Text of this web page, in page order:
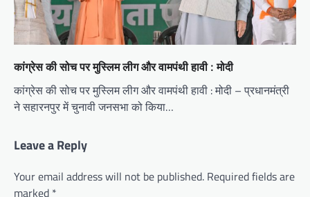
कांग्रेस की सोच पर मुस्लिम लीग और वामपंथी हावी : मोदी
कांग्रेस की सोच पर मुस्लिम लीग और वामपंथी हावी : मोदी – प्रधानमंत्री
ने सहारनपुर में चुनावी जनसभा को किया…
Leave a Reply
Your email address will not be published. Required fields are
marked *